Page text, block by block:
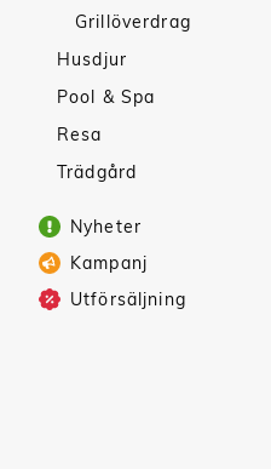
Grillöverdrag
Husdjur
Pool & Spa
Resa
Trädgård
Nyheter
Kampanj
Utförsäljning